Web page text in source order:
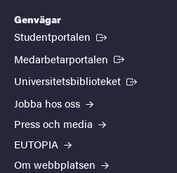
Genvägar
Studentportalen (Extern länk)
Medarbetarportalen (Extern länk)
Universitetsbiblioteket (Extern länk)
Jobba hos oss
Press och media
EUTOPIA
Om webbplatsen